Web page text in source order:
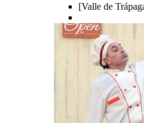
[Valle de